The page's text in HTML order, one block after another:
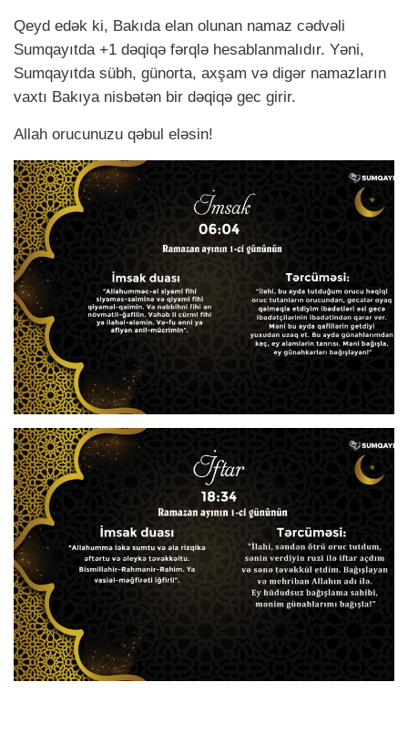
Qeyd edək ki, Bakıda elan olunan namaz cədvəli
Sumqayıtda +1 dəqiqə fərqlə hesablanmalıdır. Yəni,
Sumqayıtda sübh, günorta, axşam və digər namazların
vaxtı Bakıya nisbətən bir dəqiqə gec girir.
Allah orucunuzu qəbul eləsin!